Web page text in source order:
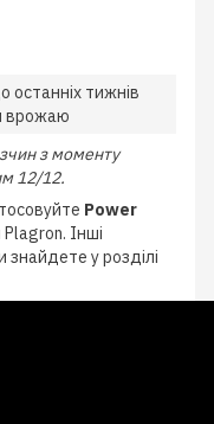
останніх тижнів
врожаю
з моменту
12/12.
Power
Інші
у розділі